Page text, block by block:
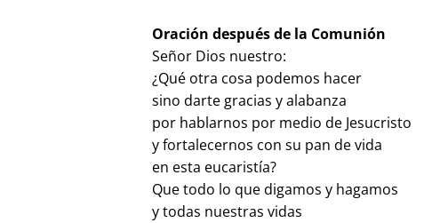
Oración después de la Comunión
Señor Dios nuestro:
¿Qué otra cosa podemos hacer
sino darte gracias y alabanza
por hablarnos por medio de Jesucristo
y fortalecernos con su pan de vida
en esta eucaristía?
Que todo lo que digamos y hagamos
y todas nuestras vidas